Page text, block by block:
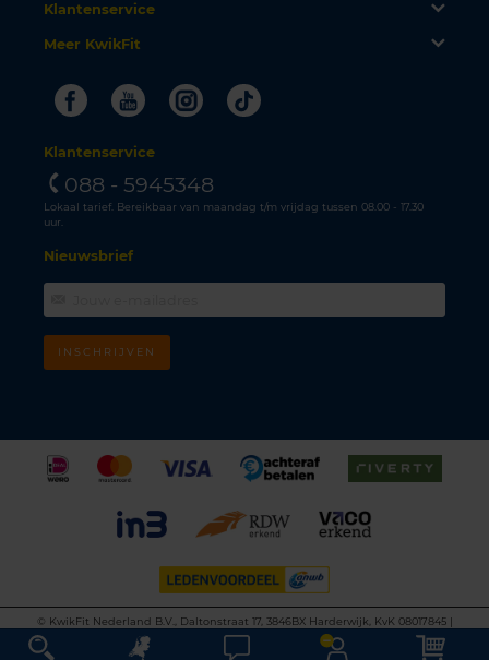
Klantenservice
Meer KwikFit
FacebookYoutubeInstagram
Tiktok
Klantenservice
088 - 5945348
Lokaal tarief. Bereikbaar van maandag t/m vrijdag tussen 08.00 - 17.30
uur.
Nieuwsbrief
INSCHRIJVEN
©
KwikFit Nederland B.V., Daltonstraat 17, 3846BX Harderwijk, KvK 08017845 |
Algemene voorwaarden
Privacyverklaring Cookiebeleid
Disclaimer
This site is protected by reCAPTCHA and the Google
Privacy Policy Terms of